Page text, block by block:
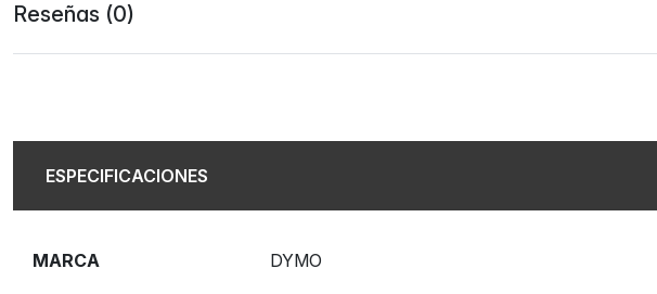
Reseñas (0)
ESPECIFICACIONES
MARCA DYMO